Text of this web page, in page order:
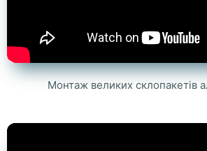
Монтаж великих склопакетів